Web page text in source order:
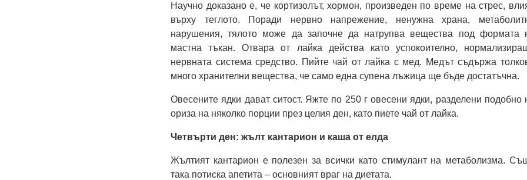
Научно доказано е, че кортизолът, хормон, произведен по време на стрес,
върху теглото. Поради нервно напрежение, ненужна храна,
нарушения, тялото може да започне да натрупва вещества под формата
мастна тъкан. Отвара от лайка действа като успокоително,
нервната система средство. Пийте чай от лайка с мед. Медът съдържа
много хранителни вещества, че само една супена лъжица ще бъде достатъчна.
Овесените ядки дават ситост. Яжте по 250 г овесени ядки, разделени подобно
ориза на няколко порции през целия ден, като пиете чай от лайка.
Четвърти ден: жълт кантарион и каша от елда
Жълтият кантарион е полезен за всички като стимулант на метаболизма.
така потиска апетита – основният враг на диетата.